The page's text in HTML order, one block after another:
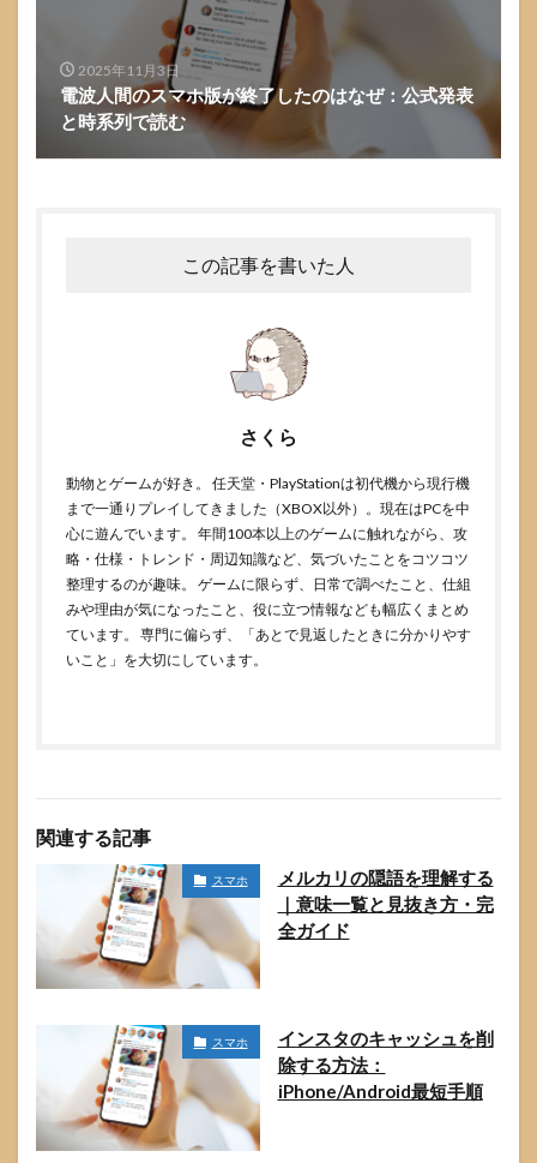
2025年11月3日
電波人間のスマホ版が終了したのはなぜ：公式発表
と時系列で読む
この記事を書いた人
さくら
動物とゲームが好き。 任天堂・PlayStationは初代機から現行機
まで一通りプレイしてきました（XBOX以外）。現在はPCを中
心に遊んでいます。 年間100本以上のゲームに触れながら、攻
略・仕様・トレンド・周辺知識など、気づいたことをコツコツ
整理するのが趣味。 ゲームに限らず、日常で調べたこと、仕組
みや理由が気になったこと、役に立つ情報なども幅広くまとめ
ています。 専門に偏らず、「あとで見返したときに分かりやす
いこと」を大切にしています。
関連する記事
スマホ
メルカリの隠語を理解する
｜意味一覧と見抜き方・完
全ガイド
スマホ
インスタのキャッシュを削
除する方法：
iPhone/Android最短手順